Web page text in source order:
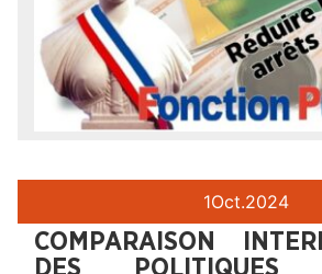
1Oct.2024
COMPARAISON
DES POLITIQUES